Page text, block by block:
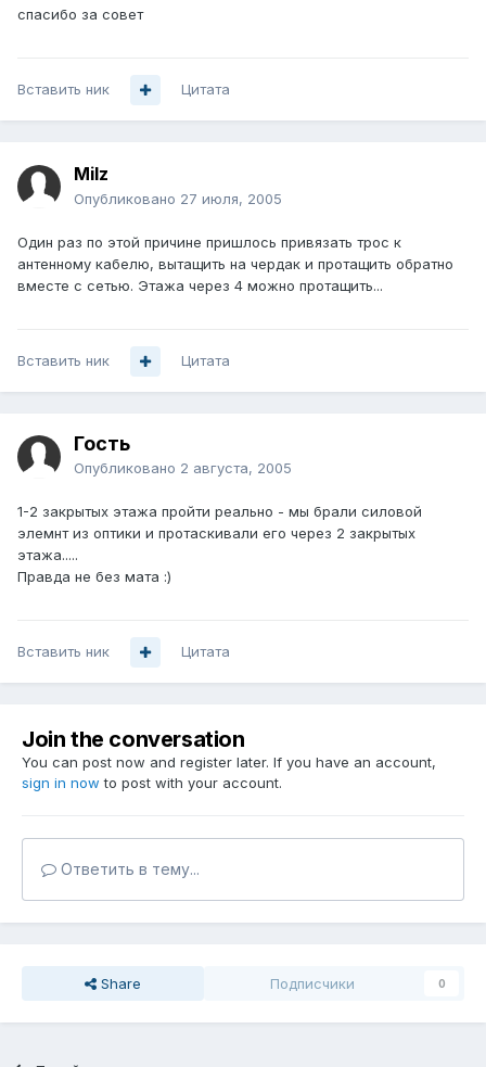
спасибо за совет
Вставить ник Цитата
Milz
Опубликовано 27 июля, 2005
Один раз по этой причине пришлось привязать трос к
антенному кабелю, вытащить на чердак и протащить обратно
вместе с сетью. Этажа через 4 можно протащить...
Вставить ник Цитата
Гость
Опубликовано 2 августа, 2005
1-2 закрытых этажа пройти реально - мы брали силовой
элемнт из оптики и протаскивали его через 2 закрытых
этажа.....
Правда не без мата :)
Вставить ник Цитата
Join the conversation
You can post now and register later. If you have an account,
sign in now to post with your account.
Ответить в тему...
Share Подписчики 0